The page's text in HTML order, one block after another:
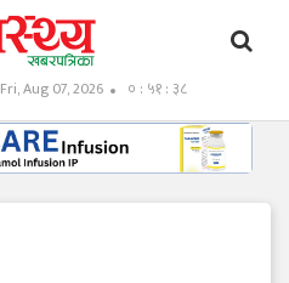
Fri, Aug 07, 2026 ० : ५१ : ४०